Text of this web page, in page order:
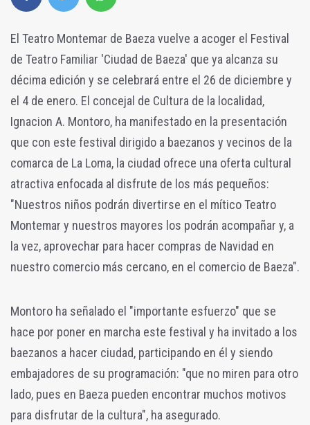
El Teatro Montemar de Baeza vuelve a acoger el Festival
de Teatro Familiar 'Ciudad de Baeza' que ya alcanza su
décima edición y se celebrará entre el 26 de diciembre y
el 4 de enero. El concejal de Cultura de la localidad,
Ignacion A. Montoro, ha manifestado en la presentación
que con este festival dirigido a baezanos y vecinos de la
comarca de La Loma, la ciudad ofrece una oferta cultural
atractiva enfocada al disfrute de los más pequeños:
"Nuestros niños podrán divertirse en el mítico Teatro
Montemar y nuestros mayores los podrán acompañar y, a
la vez, aprovechar para hacer compras de Navidad en
nuestro comercio más cercano, en el comercio de Baeza".
Montoro ha señalado el "importante esfuerzo" que se
hace por poner en marcha este festival y ha invitado a los
baezanos a hacer ciudad, participando en él y siendo
embajadores de su programación: "que no miren para otro
lado, pues en Baeza pueden encontrar muchos motivos
para disfrutar de la cultura", ha asegurado.